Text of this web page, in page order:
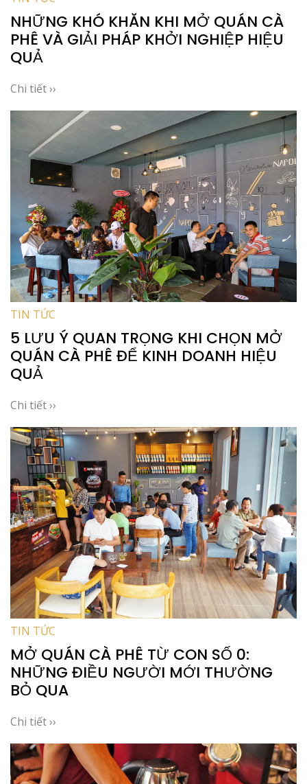
NHỮNG KHÓ KHĂN KHI MỞ QUÁN CÀ
PHÊ VÀ GIẢI PHÁP KHỞI NGHIỆP HIỆU
QUẢ
Chi tiết ››
TIN TỨC
5 LƯU Ý QUAN TRỌNG KHI CHỌN MỞ
QUÁN CÀ PHÊ ĐỂ KINH DOANH HIỆU
QUẢ
Chi tiết ››
TIN TỨC
MỞ QUÁN CÀ PHÊ TỪ CON SỐ 0:
NHỮNG ĐIỀU NGƯỜI MỚI THƯỜNG
BỎ QUA
Chi tiết ››